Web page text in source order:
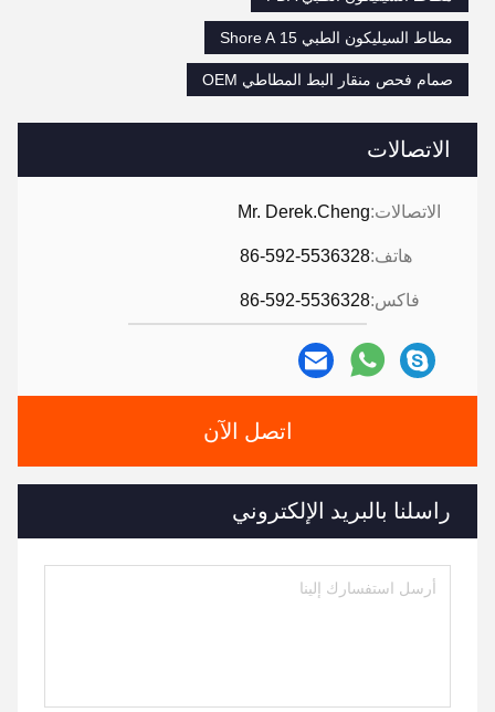
الاتصالات
الاتصالات:Mr. Derek.Cheng
هاتف:86-592-5536328
فاكس:86-592-5536328
اتصل الآن
راسلنا بالبريد الإلكتروني
مطاط السيليكون الطبي 15 Shore A
صمام فحص منقار البط المطاطي OEM